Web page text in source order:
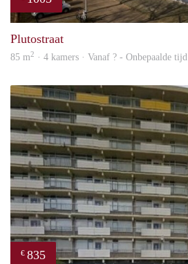
Plutostraat
85 m2 · 4 kamers · Vanaf ? - Onbepaalde tijd
€ 835